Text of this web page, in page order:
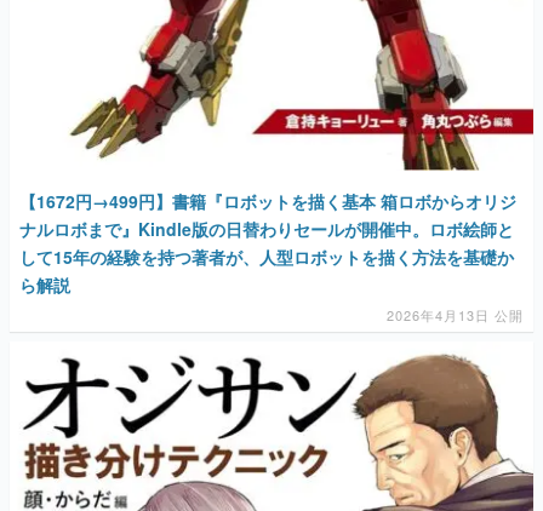
【1672円→499円】書籍『ロボットを描く基本 箱ロボからオリジ
ナルロボまで』Kindle版の日替わりセールが開催中。ロボ絵師と
して15年の経験を持つ著者が、人型ロボットを描く方法を基礎か
ら解説
2026年4月13日 公開